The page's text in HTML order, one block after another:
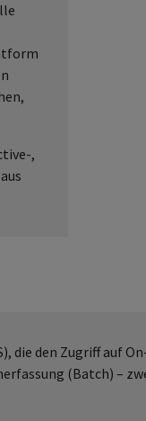
,
die den Zugriff auf
(Batch) –